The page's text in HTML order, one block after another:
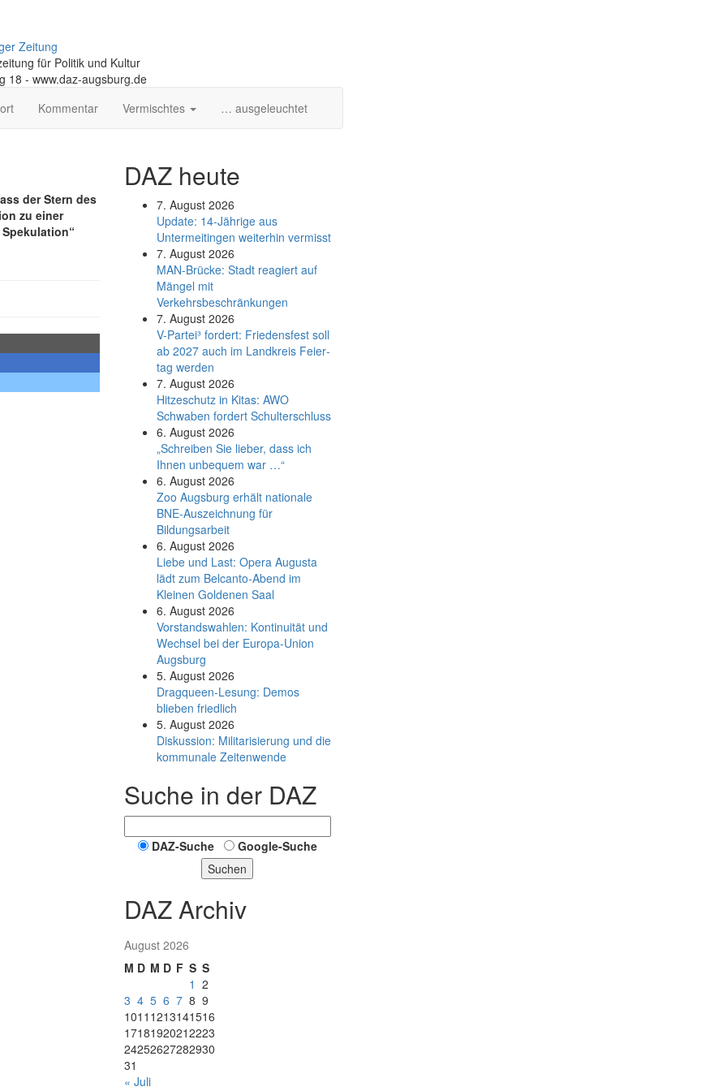
Zeitung
für Politik und Kultur
18 - www.daz-augsburg.de
Kommentar Vermischtes … ausgeleuchtet
der Stern des
zu einer
DAZ heute
7. August 2026
Update: 14-Jährige aus
Untermeitingen weiterhin vermisst
7. August 2026
MAN-Brücke: Stadt reagiert auf
Mängel mit
Verkehrsbeschränkungen
7. August 2026
V-Partei­³ fordert: Friedens­fest soll
ab 2027 auch im Land­kreis Feier­
tag werden
7. August 2026
Hitzeschutz in Kitas: AWO
Schwaben fordert Schulterschluss
6. August 2026
„Schreiben Sie lieber, dass ich
Ihnen unbequem war …“
6. August 2026
Zoo Augsburg erhält nationale
BNE-Auszeichnung für
Bildungsarbeit
6. August 2026
Liebe und Last: Opera Augusta
lädt zum Belcanto-Abend im
Kleinen Goldenen Saal
6. August 2026
Vorstandswahlen: Kontinuität und
Wechsel bei der Europa-Union
Augsburg
5. August 2026
Dragqueen-Lesung: Demos
blieben friedlich
5. August 2026
Diskussion: Mi­li­ta­ri­sie­rung und die
kommunale Zeitenwende
Suche in der DAZ
DAZ-Suche
Google-Suche
Suchen
DAZ Archiv
August 2026
M D M D F S S
1 2
3 4 5 6 7 8 9
1011 1213141516
17181920212223
24252627282930
31
« Juli